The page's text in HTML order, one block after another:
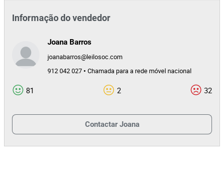
Informação do vendedor
Joana Barros
joanabarros@leilosoc.com
912 042 027 • Chamada para a rede móvel nacional
81 2 32
Contactar Joana